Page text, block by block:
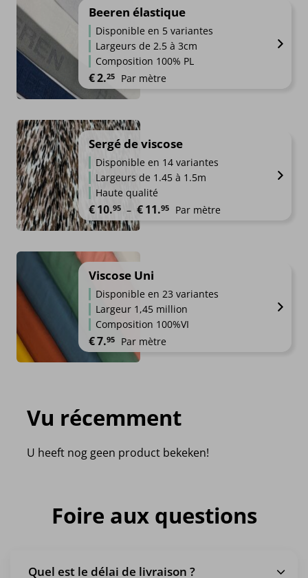
Beeren élastique
Disponible en 5 variantes
Largeurs de 2.5 à 3cm
Composition 100% PL
€2.25 Par mètre
Sergé de viscose
Disponible en 14 variantes
Largeurs de 1.45 à 1.5m
Haute qualité
€10.95 – €11.95 Plage de prix : €10.95 à €11.95
Par mètre
Viscose Uni
Disponible en 23 variantes
Largeur 1,45 million
Composition 100%VI
€7.95 Par mètre
Vu récemment
U heeft nog geen product bekeken!
Foire aux questions
Quel est le délai de livraison ?